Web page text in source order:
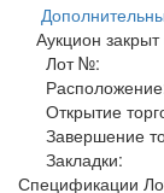
Аукцион
Лот №:
Открытие
Завершение
Закладки:
Спецификации